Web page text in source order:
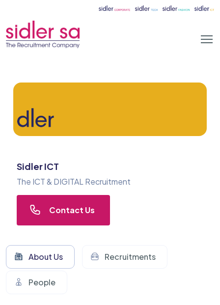
Sidler ICT
The ICT & DIGITAL Recruitment
Contact Us
About Us Recruitments
People